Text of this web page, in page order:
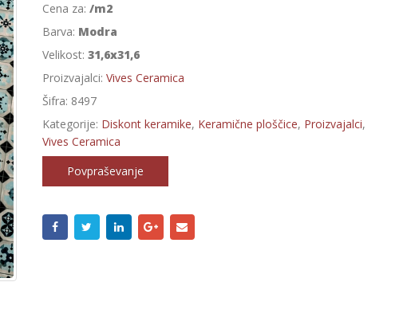
Cena za: /m2
Barva: Modra
Velikost: 31,6x31,6
Proizvajalci: Vives Ceramica
Šifra: 8497
Kategorije: Diskont keramike, Keramične ploščice, Proizvajalci,
Vives Ceramica
Povpraševanje